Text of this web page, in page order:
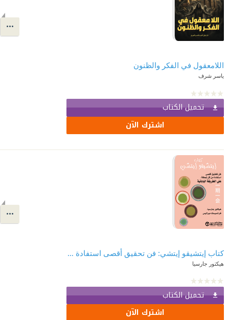
اللامعقول في الفكر والظنون
ياسر شرف
تحميل الكتاب
اشترك الآن
كتاب إيتشيقو إيتشي: فن تحقيق أقصى استفادة من كل لحظة على الطريقة اليابانية | Ichigo-Ichie
هيكتور جارسيا
تحميل الكتاب
اشترك الآن